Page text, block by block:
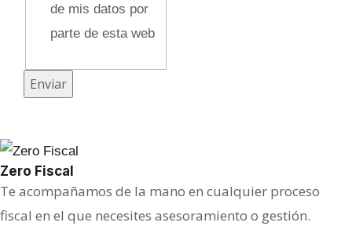
a
de mis datos por
parte de esta web
Enviar
Zero Fiscal
Te acompañamos de la mano en cualquier proceso
fiscal en el que necesites asesoramiento o gestión.